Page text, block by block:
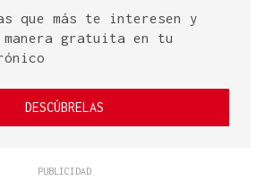
que más te interesen y
gratuita en tu
DESCÚBRELAS